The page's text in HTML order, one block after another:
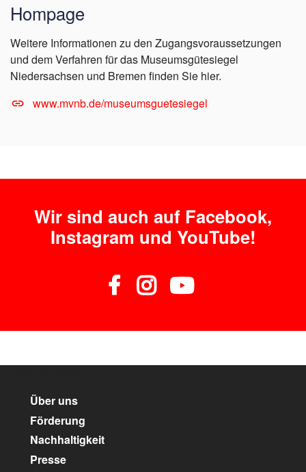
Hompage
Weitere Informationen zu den Zugangsvoraussetzungen
und dem Verfahren für das Museumsgütesiegel
Niedersachsen und Bremen finden Sie hier.
www.mvnb.de/museumsguetesiegel
Wir sind auch auf Facebook,
Instagram und YouTube!
Über uns
Förderung
Nachhaltigkeit
Presse